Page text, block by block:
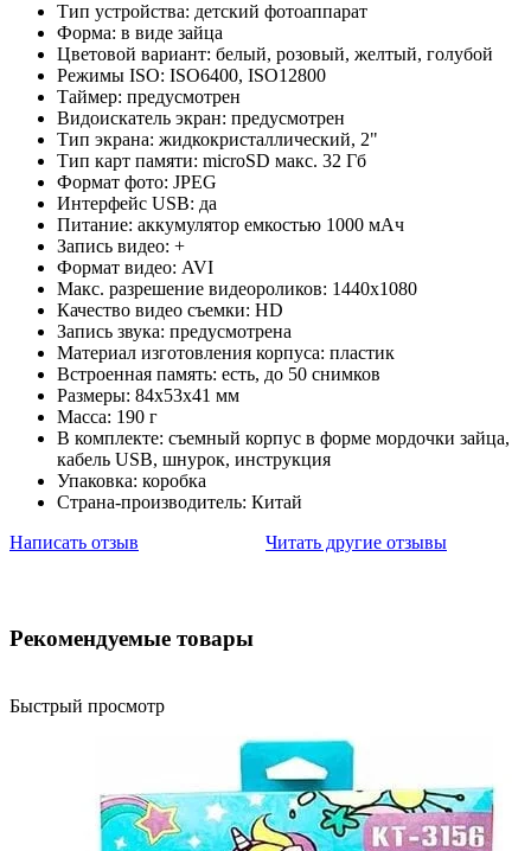
Тип устройства: детский фотоаппарат
Форма: в виде зайца
Цветовой вариант: белый, розовый, желтый, голубой
Режимы ISO: ISO6400, ISO12800
Таймер: предусмотрен
Видоискатель экран: предусмотрен
Тип экрана: жидкокристаллический, 2"
Тип карт памяти: microSD макс. 32 Гб
Формат фото: JPEG
Интерфейс USB: да
Питание: аккумулятор емкостью 1000 мАч
Запись видео: +
Формат видео: AVI
Макс. разрешение видеороликов: 1440х1080
Качество видео съемки: HD
Запись звука: предусмотрена
Материал изготовления корпуса: пластик
Встроенная память: есть, до 50 снимков
Размеры: 84x53x41 мм
Масса: 190 г
В комплекте: съемный корпус в форме мордочки зайца,
кабель USB, шнурок, инструкция
Упаковка: коробка
Страна-производитель: Китай
Написать отзыв
Читать другие отзывы
Рекомендуемые товары
Быстрый просмотр